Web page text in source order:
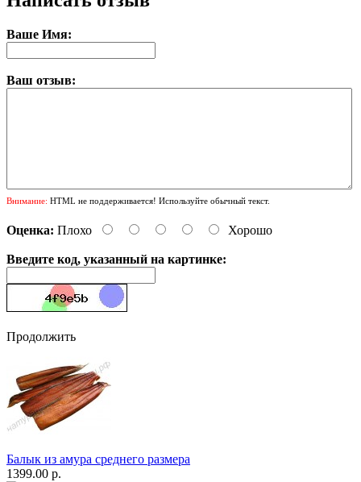
Ваше Имя:
Ваш отзыв:
Внимание: HTML не поддерживается! Используйте обычный текст.
Оценка: Плохо Хорошо
Введите код, указанный на картинке:
Продолжить
Балык из амура среднего размера
1399.00 р.